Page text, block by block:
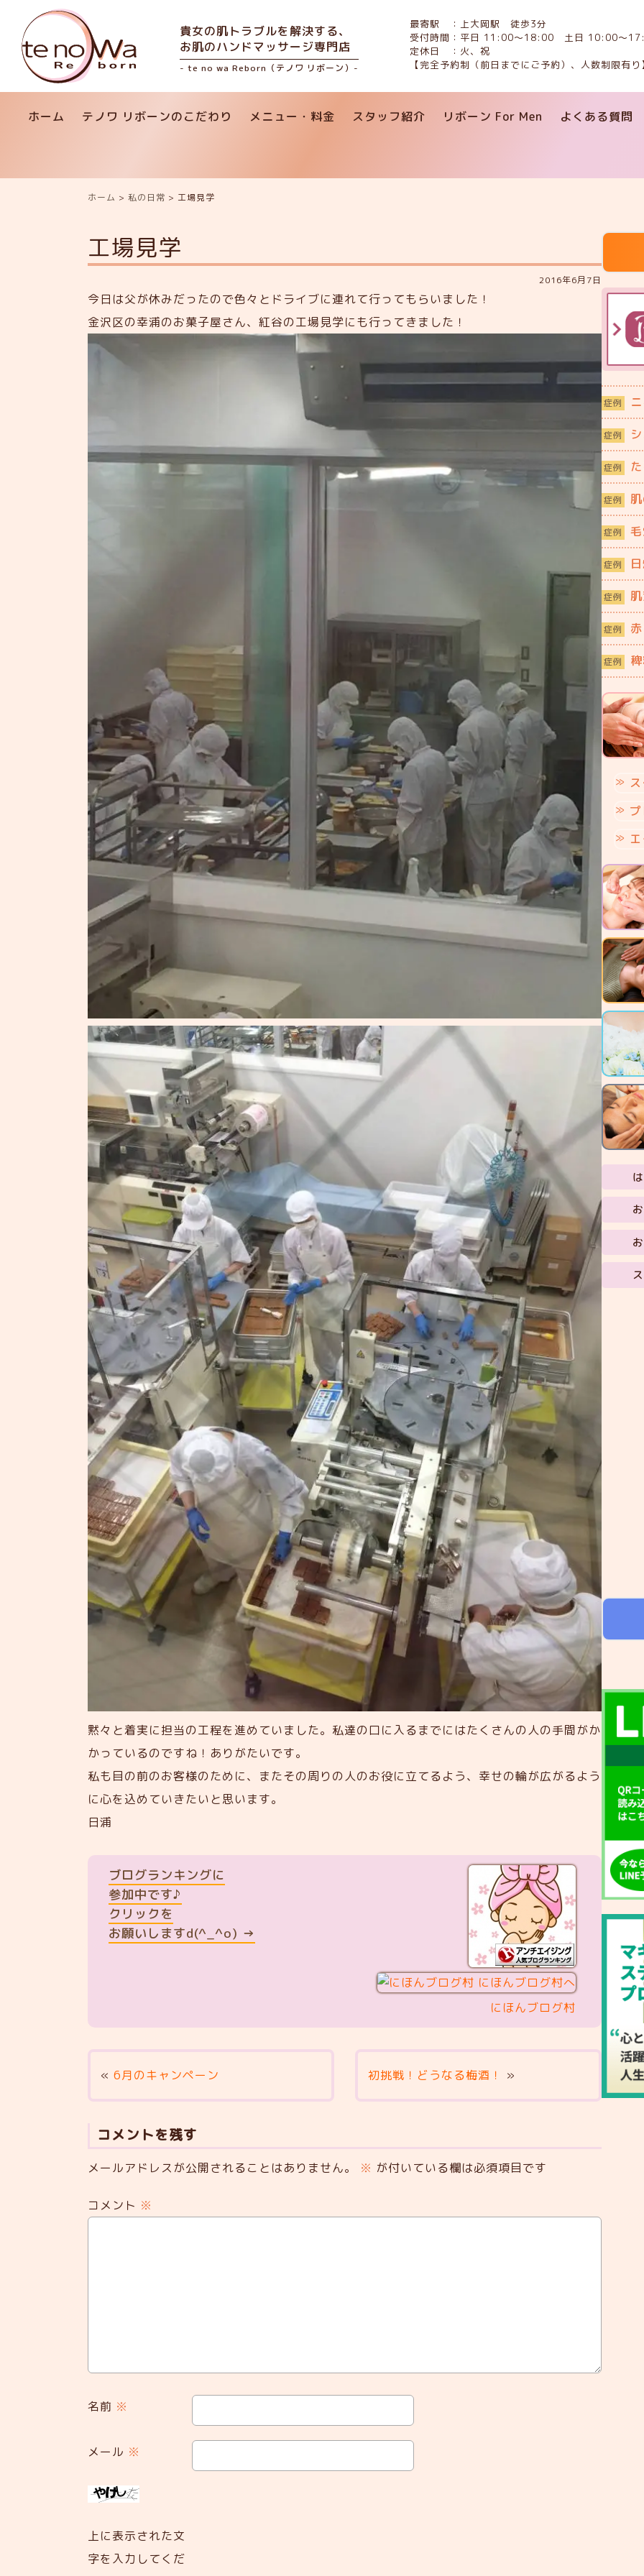
貴女の肌トラブルを解決する、
お肌のハンドマッサージ専門店
- te no wa Reborn（テノワ リボーン）-
最寄駅 ：上大岡駅 徒歩3分
受付時間：平日 11:00〜18:00 土日 10:00〜
定休日 ：火、祝
【完全予約制（前日までにご予約）、人数制限有り
ホーム テノワ リボーンのこだわり メニュー・料金 スタッフ紹介 リボーン For Men よくある質問
ホーム > 私の日常 > 工場見学
工場見学
2016年6月7日
今日は父が休みだったので色々とドライブに連れて行ってもらいました！
金沢区の幸浦のお菓子屋さん、紅谷の工場見学にも行ってきました！
黙々と着実に担当の工程を進めていました。私達の口に入るまでにはたくさんの人の手間がか
かっているのですね！ありがたいです。
私も目の前のお客様のために、またその周りの人のお役に立てるよう、幸せの輪が広がるよう
に心を込めていきたいと思います。
日浦
ブログランキングに
参加中です♪
クリックを
お願いしますd(^_^o) →
にほんブログ村
«6月のキャンペーン 初挑戦！どうなる梅酒！ »
コメントを残す
メールアドレスが公開されることはありません。 ※ が付いている欄は必須項目です
コメント ※
名前 ※
メール ※
上に表示された文
字を入力してくだ
症例
症例
症例
症例
症例
症例
症例
症例
症例